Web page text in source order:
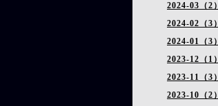
2024-03（2）
2024-02（3）
2024-01（3）
2023-12（1）
2023-11（3）
2023-10（2）